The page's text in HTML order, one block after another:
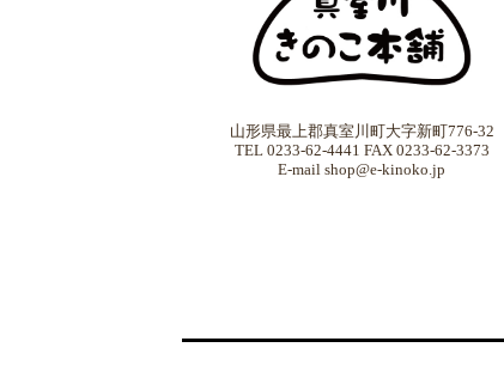
山形県最上郡真室川町大字新町776-32
TEL 0233-62-4441 FAX 0233-62-3373
E-mail shop@e-kinoko.jp